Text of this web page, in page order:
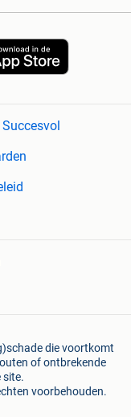
die voortkomt
of ontbrekende
site.
voorbehouden.